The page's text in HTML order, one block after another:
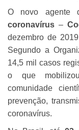
O novo agente
coronavírus –
dezembro de
Segundo a
14,5 mil casos
o que
comunidade
prevenção,
coronavírus.